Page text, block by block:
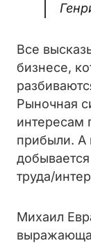
Все
бизнесе,
Рыночная
интересам
прибыли. А
труда/
Михаил